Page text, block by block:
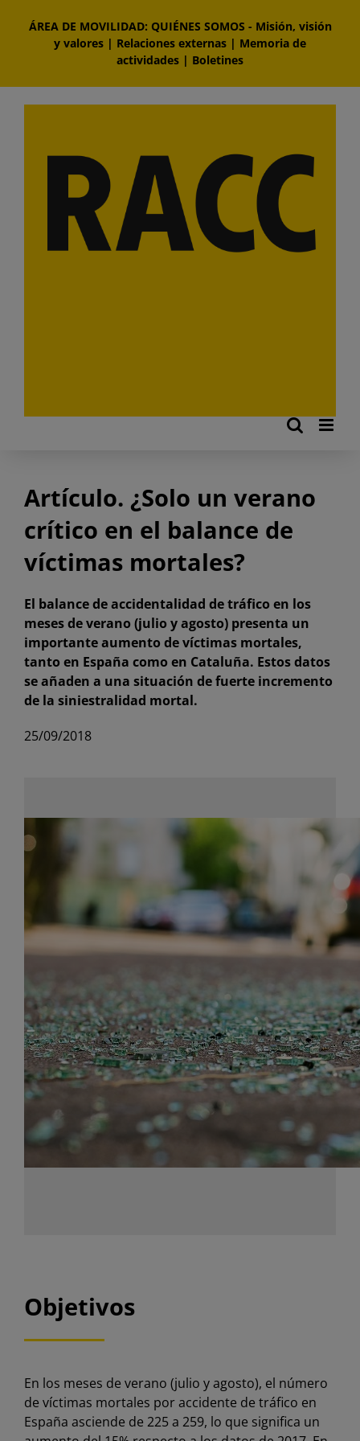
contenido
ÁREA DE MOVILIDAD: QUIÉNES SOMOS - Misión, visión
y valores | Relaciones externas | Memoria de
actividades | Boletines
Artículo. ¿Solo un verano
crítico en el balance de
víctimas mortales?
El balance de accidentalidad de tráfico en los
meses de verano (julio y agosto) presenta un
importante aumento de víctimas mortales,
tanto en España como en Cataluña. Estos datos
se añaden a una situación de fuerte incremento
de la siniestralidad mortal.
25/09/2018
Objetivos
En los meses de verano (julio y agosto), el número
de víctimas mortales por accidente de tráfico en
España asciende de 225 a 259, lo que significa un